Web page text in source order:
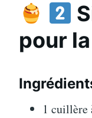
pour
1 cuillère